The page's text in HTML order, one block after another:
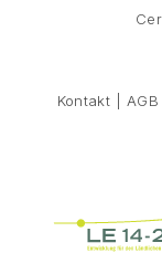
Kontakt AGB